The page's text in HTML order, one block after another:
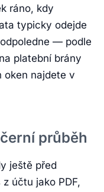
ráno, kdy
typicky odejde
— podle
platební brány
oken najdete v
průběh
ještě před
účtu jako PDF,